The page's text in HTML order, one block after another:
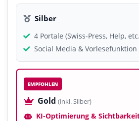
Silber
4 Portale (Swiss-Press, Help,
Social Media & Vorlesefunktion
EMPFOHLEN
Gold (inkl. Silber)
KI-Optimierung &